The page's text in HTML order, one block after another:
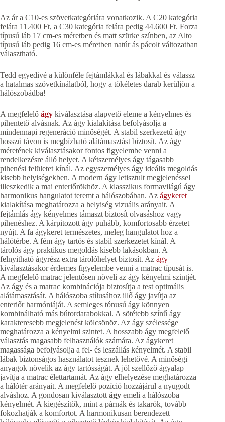
Az ár a C10-es szövetkategóriára vonatkozik. A C20 kategória
felára 11.400 Ft, a C30 kategória felára pedig 44.600 Ft. Forza
típusú láb 17 cm-es méretben és matt szürke színben, az Alto
típusú láb pedig 16 cm-es méretben natúr ás pácolt változatban
választható.
Tedd egyedivé a különféle fejtámlákkal és lábakkal és válassz
a hatalmas szövetkínálatból, hogy a tökéletes darab kerüljön a
hálószobádba!
A megfelelő ágy kiválasztása alapvető eleme a kényelmes és
pihentető alvásnak. Az ágy kialakítása befolyásolja a
mindennapi regeneráció minőségét. A stabil szerkezetű ágy
hosszú távon is megbízható alátámasztást biztosít. Az ágy
méretének kiválasztásakor fontos figyelembe venni a
rendelkezésre álló helyet. A kétszemélyes ágy tágasabb
pihenési felületet kínál. Az egyszemélyes ágy ideális megoldás
kisebb helyiségekben. A modern ágy letisztult megjelenéssel
illeszkedik a mai enteriőrökhöz. A klasszikus formavilágú ágy
harmonikus hangulatot teremt a hálószobában. Az ágykeret
kialakítása meghatározza a helyiség vizuális arányait. A
fejtámlás ágy kényelmes támaszt biztosít olvasáshoz vagy
pihenéshez. A kárpitozott ágy puhább, komfortosabb érzetet
nyújt. A fa ágykeret természetes, meleg hangulatot hoz a
hálótérbe. A fém ágy tartós és stabil szerkezetet kínál. A
tárolós ágy praktikus megoldás kisebb lakásokban. A
felnyitható ágyrész extra tárolóhelyet biztosít. Az ágy
kiválasztásakor érdemes figyelembe venni a matrac típusát is.
A megfelelő matrac jelentősen növeli az ágy kényelmi szintjét.
Az ágy és a matrac kombinációja biztosítja a test optimális
alátámasztását. A hálószoba stílusához illő ágy javítja az
enteriőr harmóniáját. A semleges tónusú ágy könnyen
kombinálható más bútordarabokkal. A sötétebb színű ágy
karakteresebb megjelenést kölcsönöz. Az ágy szélessége
meghatározza a kényelmi szintet. A hosszabb ágy megfelelő
választás magasabb felhasználók számára. Az ágykeret
magassága befolyásolja a fel- és leszállás kényelmét. A stabil
lábak biztonságos használatot tesznek lehetővé. A minőségi
anyagok növelik az ágy tartósságát. A jól szellőző ágyalap
javítja a matrac élettartamát. Az ágy elhelyezése meghatározza
a hálótér arányait. A megfelelő pozíció hozzájárul a nyugodt
alváshoz. A gondosan kiválasztottágy emeli a hálószoba
kényelmét. A kiegészítők, mint a párnák és takarók, tovább
fokozhatják a komfortot. A harmonikusan berendezett